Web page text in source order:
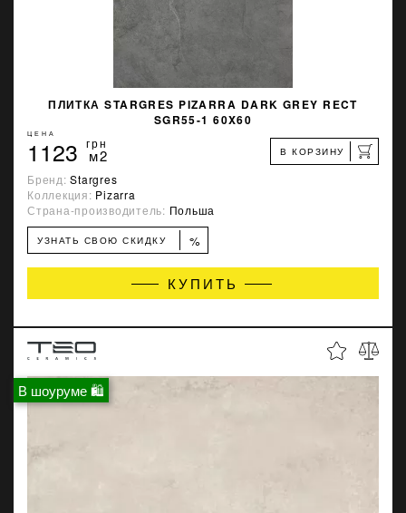
ПЛИТКА STARGRES PIZARRA DARK GREY RECT
SGR55-1 60X60
ЦЕНА
1123 грн
м2 В КОРЗИНУ
Бренд:Stargres
Коллекция: Pizarra
Страна-производитель: Польша
УЗНАТЬ СВОЮ СКИДКУ %
КУПИТЬ
В шоуруме 🛍